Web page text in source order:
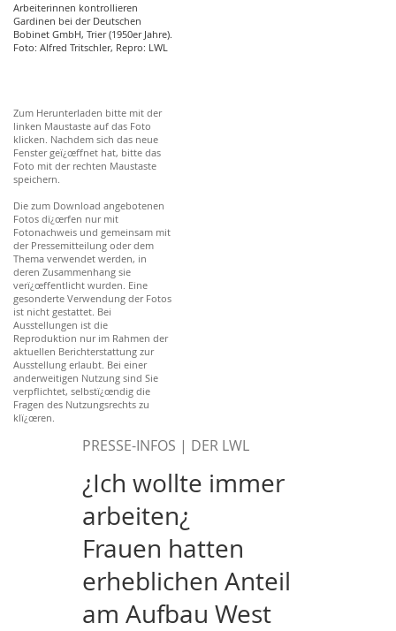
Arbeiterinnen kontrollieren
Gardinen bei der Deutschen
Bobinet GmbH, Trier (1950er Jahre).
Foto: Alfred Tritschler, Repro: LWL
Zum Herunterladen bitte mit der
linken Maustaste auf das Foto
klicken. Nachdem sich das neue
Fenster geï¿œffnet hat, bitte das
Foto mit der rechten Maustaste
speichern.
Die zum Download angebotenen
Fotos dï¿œrfen nur mit
Fotonachweis und gemeinsam mit
der Pressemitteilung oder dem
Thema verwendet werden, in
deren Zusammenhang sie
verï¿œffentlicht wurden. Eine
gesonderte Verwendung der Fotos
ist nicht gestattet. Bei
Ausstellungen ist die
Reproduktion nur im Rahmen der
aktuellen Berichterstattung zur
Ausstellung erlaubt. Bei einer
anderweitigen Nutzung sind Sie
verpflichtet, selbstï¿œndig die
Fragen des Nutzungsrechts zu
klï¿œren.
PRESSE-INFOS | DER LWL
¿Ich wollte immer
arbeiten¿
Frauen hatten
erheblichen Anteil
am Aufbau West